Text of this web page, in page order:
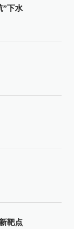
”下水
靶点